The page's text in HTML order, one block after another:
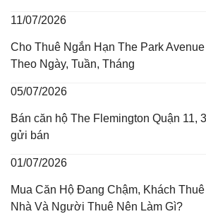
11/07/2026
Cho Thuê Ngắn Hạn The Park
Theo Ngày, Tuần, Tháng
05/07/2026
Bán căn hộ The Flemington Quận 11,
gửi bán
01/07/2026
Mua Căn Hộ Đang Chậm, Khách
Nhà Và Người Thuê Nên Làm Gì?